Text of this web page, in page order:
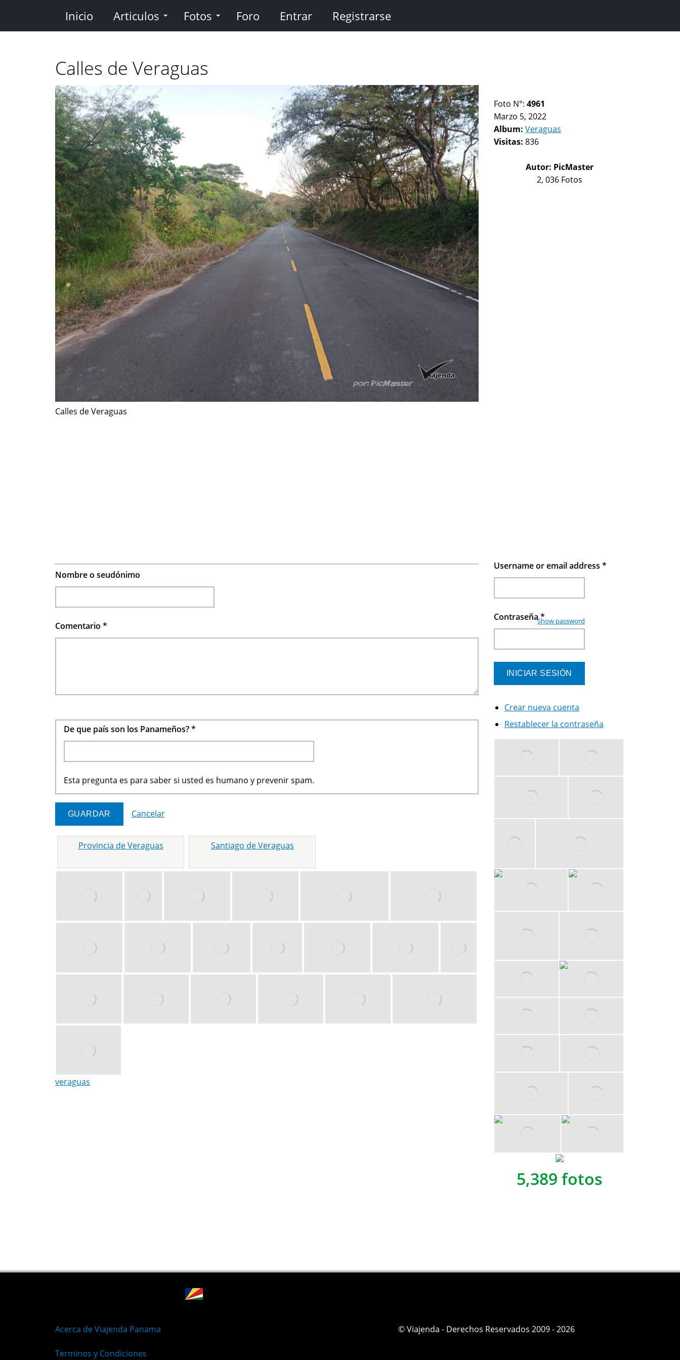
contenido
Inicio Articulos Fotos Foro Entrar Registrarse
Calles de Veraguas
Calles de Veraguas
Foto N°: 4961
Marzo 5, 2022
Album: Veraguas
Visitas: 836
Autor: PicMaster
2, 036 Fotos
Nombre o seudónimo
Comentario *
De que país son los Panameños?*
Esta pregunta es para saber si usted es humano y prevenir spam.
Cancelar
Provincia de Veraguas Santiago de Veraguas
veraguas
Username or email address *
Contraseña*
Show password
Crear nueva cuenta
Restablecer la contraseña
5,389 fotos
Acerca de Viajenda Panama
Terminos y Condiciones
© Viajenda - Derechos Reservados 2009 - 2026